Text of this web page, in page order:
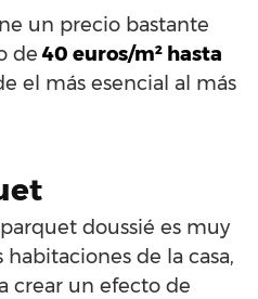
un precio bastante
de 40 euros/m² hasta
el más esencial al más
doussié es muy
de la casa,
crear un efecto de